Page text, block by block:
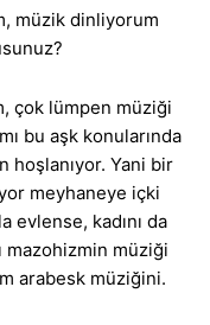
müzik dinliyorum
çok lümpen müziği
bu aşk konularında
hoşlanıyor. Yani bir
meyhaneye içki
evlense, kadını da
mazohizmin müziği
arabesk müziğini.